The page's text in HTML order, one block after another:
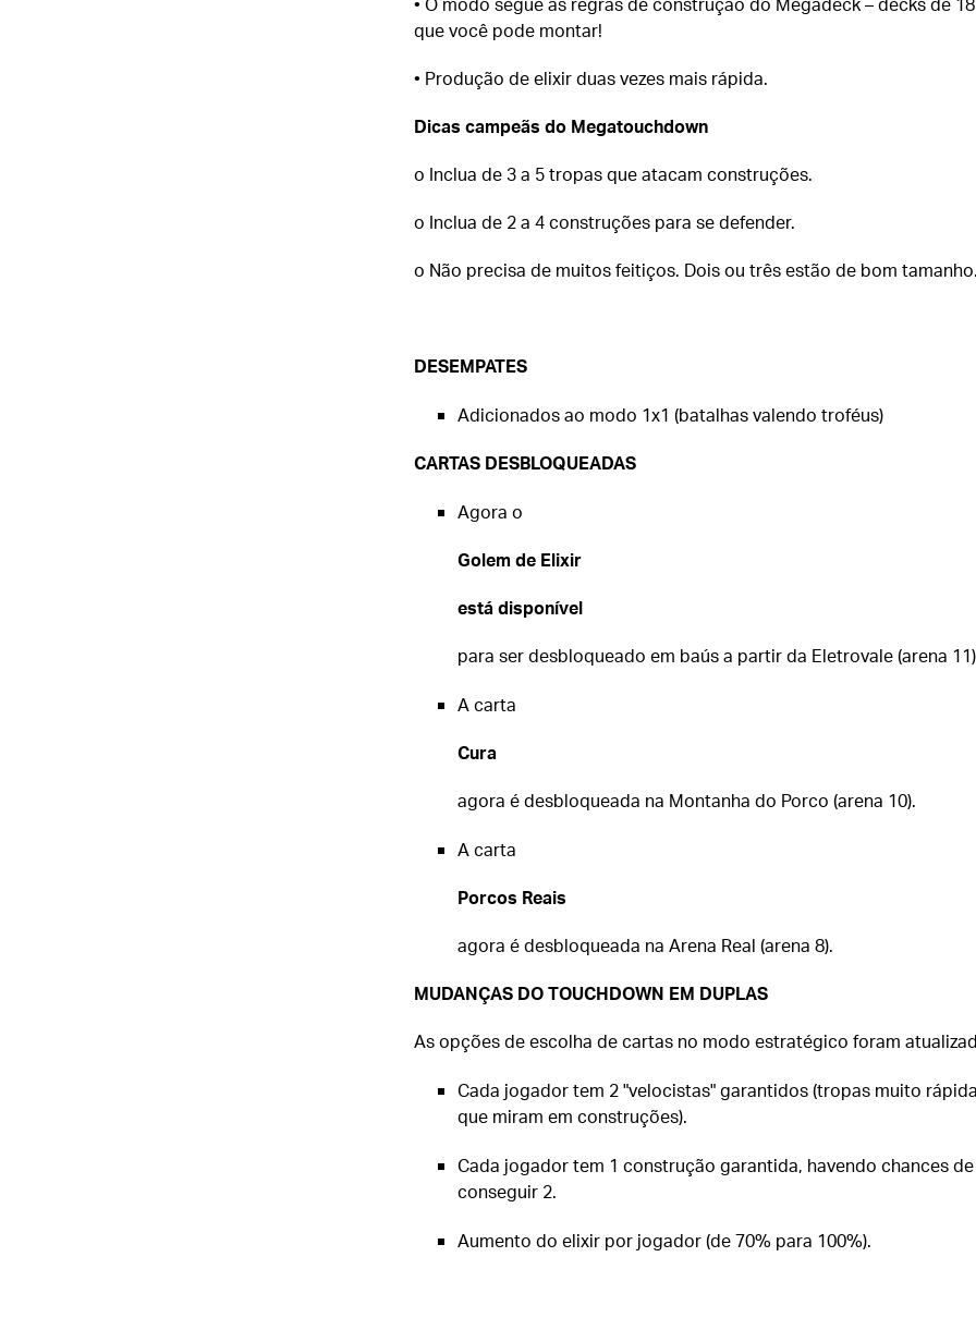
que você pode montar!
• Produção de elixir duas vezes mais rápida.
Dicas campeãs do Megatouchdown
o Inclua de 3 a 5 tropas que atacam construções.
o Inclua de 2 a 4 construções para se defender.
o Não precisa de muitos feitiços. Dois ou três estão de bom
DESEMPATES
Adicionados ao modo 1x1 (batalhas valendo troféus)
CARTAS DESBLOQUEADAS
Agora o
Golem de Elixir
está disponível
para ser desbloqueado em baús a partir da Eletrovale (arena
A carta
Cura
agora é desbloqueada na Montanha do Porco (arena 10).
A carta
Porcos Reais
agora é desbloqueada na Arena Real (arena 8).
MUDANÇAS DO TOUCHDOWN EM DUPLAS
As opções de escolha de cartas no modo estratégico foram
Cada jogador tem 2 "velocistas" garantidos (tropas muito
que miram em construções).
Cada jogador tem 1 construção garantida, havendo chances de
conseguir 2.
Aumento do elixir por jogador (de 70% para 100%).